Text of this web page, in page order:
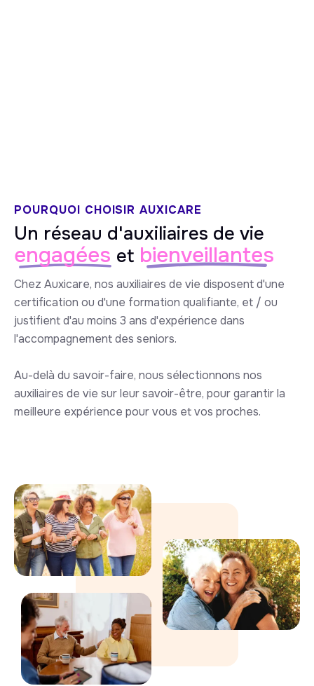
POURQUOI CHOISIR AUXICARE
Un réseau d'auxiliaires de vie
engagées et bienveillantes
Chez Auxicare, nos auxiliaires de vie disposent d'une
certification ou d'une formation qualifiante, et / ou
justifient d'au moins 3 ans d'expérience dans
l'accompagnement des seniors.
Au-delà du savoir-faire, nous sélectionnons nos
auxiliaires de vie sur leur savoir-être, pour garantir la
meilleure expérience pour vous et vos proches.